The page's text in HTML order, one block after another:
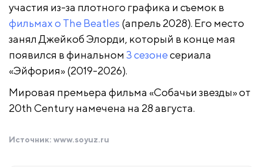
участия из-за плотного графика и съемок в
фильмах о The Beatles (апрель 2028). Его место
занял Джейкоб Элорди, который в конце мая
появился в финальном 3 сезонесериала
«Эйфория» (2019-2026).
Мировая премьера фильма «Собачьи звезды» от
20th Century намечена на 28 августа.
Источник: www.soyuz.ru